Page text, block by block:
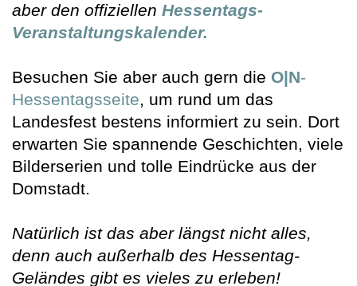
aber den offiziellen Hessentags-
Veranstaltungskalender.
Besuchen Sie aber auch gern die O|N-
Hessentagsseite, um rund um das
Landesfest bestens informiert zu sein. Dort
erwarten Sie spannende Geschichten, viele
Bilderserien und tolle Eindrücke aus der
Domstadt.
Natürlich ist das aber längst nicht alles,
denn auch außerhalb des Hessentag-
Geländes gibt es vieles zu erleben!